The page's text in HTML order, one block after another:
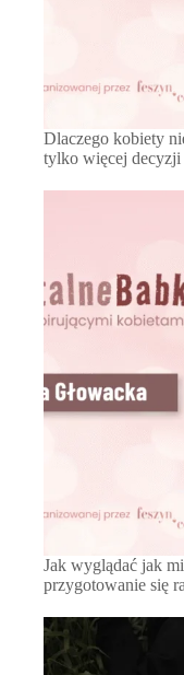
Dlaczego kobiety
tylko więcej decyzji
Jak wyglądać jak
przygotowanie się